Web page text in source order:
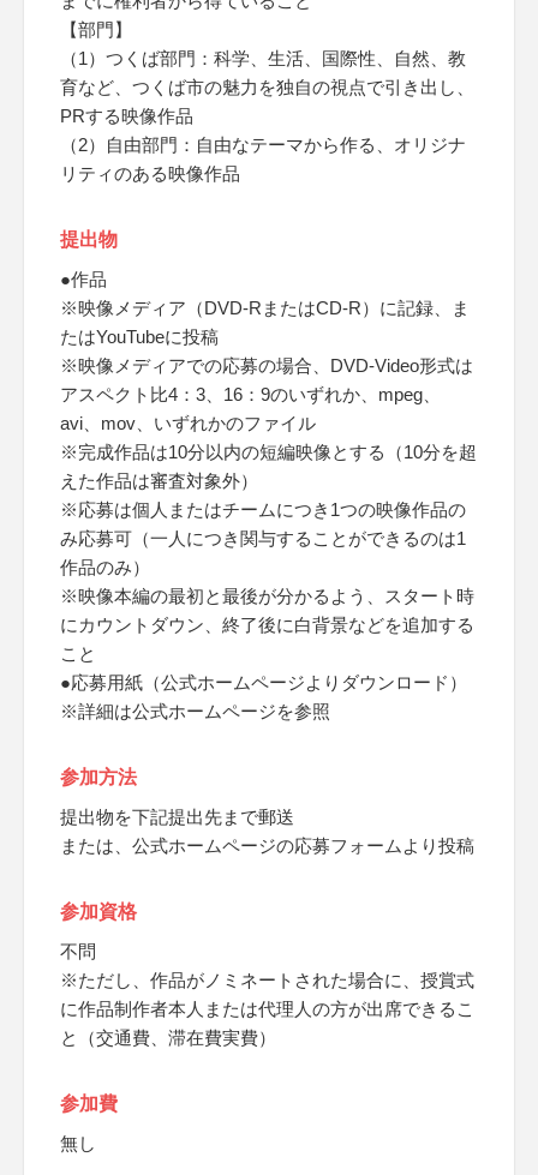
【部門】
（1）つくば部門：科学、生活、国際性、自然、教
育など、つくば市の魅力を独自の視点で引き出し、
PRする映像作品
（2）自由部門：自由なテーマから作る、オリジナ
リティのある映像作品
提出物
●作品
※映像メディア（DVD-RまたはCD-R）に記録、ま
たはYouTubeに投稿
※映像メディアでの応募の場合、DVD-Video形式は
アスペクト比4：3、16：9のいずれか、mpeg、
avi、mov、いずれかのファイル
※完成作品は10分以内の短編映像とする（10分を超
えた作品は審査対象外）
※応募は個人またはチームにつき1つの映像作品の
み応募可（一人につき関与することができるのは1
作品のみ）
※映像本編の最初と最後が分かるよう、スタート時
にカウントダウン、終了後に白背景などを追加する
こと
●応募用紙（公式ホームページよりダウンロード）
※詳細は公式ホームページを参照
参加方法
提出物を下記提出先まで郵送
または、公式ホームページの応募フォームより投稿
参加資格
不問
※ただし、作品がノミネートされた場合に、授賞式
に作品制作者本人または代理人の方が出席できるこ
と（交通費、滞在費実費）
参加費
無し